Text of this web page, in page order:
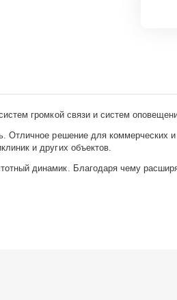
громкой связи и систем
Отличное решение для
и других объектов.
динамик. Благодаря чему